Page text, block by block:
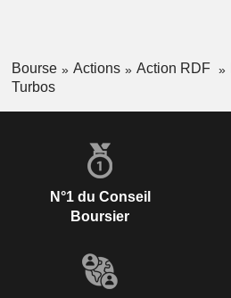
Bourse Actions Action RDF
Turbos
N°1 du Conseil
Boursier